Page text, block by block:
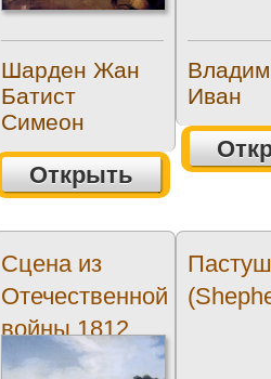
Шарден Жан
Батист
Симеон
Открыть
Иван
Сцена из
Отечественной
войны 1812
года (scene